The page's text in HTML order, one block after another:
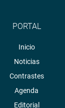
PORTAL
Inicio
Noticias
Contrastes
Agenda
Editorial